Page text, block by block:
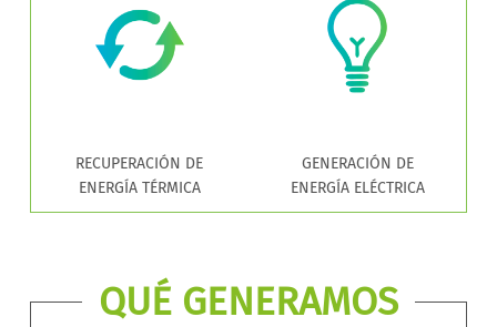
RECUPERACIÓN DE
ENERGÍA TÉRMICA
GENERACIÓN DE
ENERGÍA ELÉCTRICA
QUÉ GENERAMOS